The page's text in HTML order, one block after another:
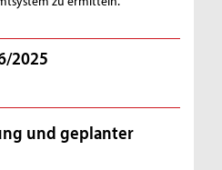
2025
und geplanter